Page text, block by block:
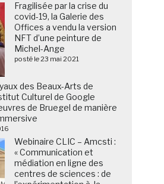
Fragilisée par la crise du
covid-19, la Galerie des
Offices a vendu la version
NFT d’une peinture de
Michel-Ange
posté le 23 mai 2021
des Beaux-Arts de
Culturel de Google
de Bruegel de manière
Webinaire CLIC – Amcsti :
« Communication et
médiation en ligne des
centres de sciences : de